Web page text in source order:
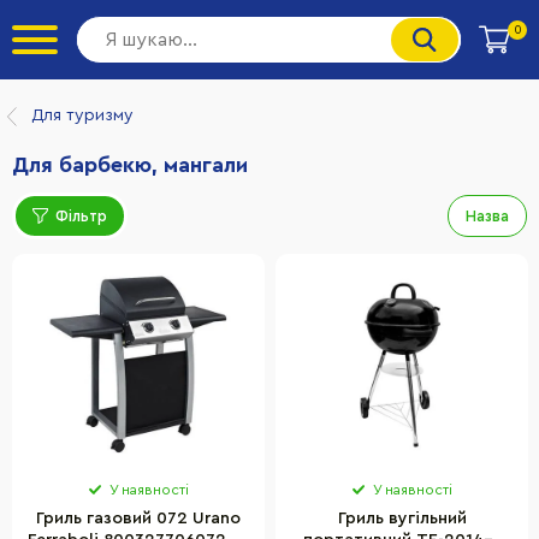
0
Для туризму
Для барбекю, мангали
Фільтр Назва
У наявності
Гриль газовий 072 Urano
У наявності
Гриль вугільний